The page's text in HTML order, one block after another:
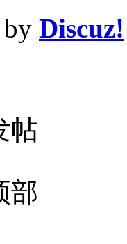
by Discuz!
帖
部